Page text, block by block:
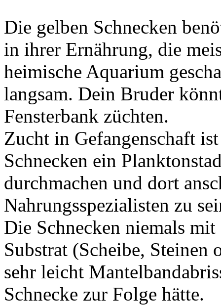
Die gelben Schnecken
in ihrer Ernährung, die
heimische Aquarium
langsam. Dein Bruder
Fensterbank züchten.
Zucht in Gefangenschaft
Schnecken ein
durchmachen und dort
Nahrungsspezialisten zu
Die Schnecken niemals
Substrat (Scheibe, Steinen
sehr leicht
Schnecke zur Folge hätte.